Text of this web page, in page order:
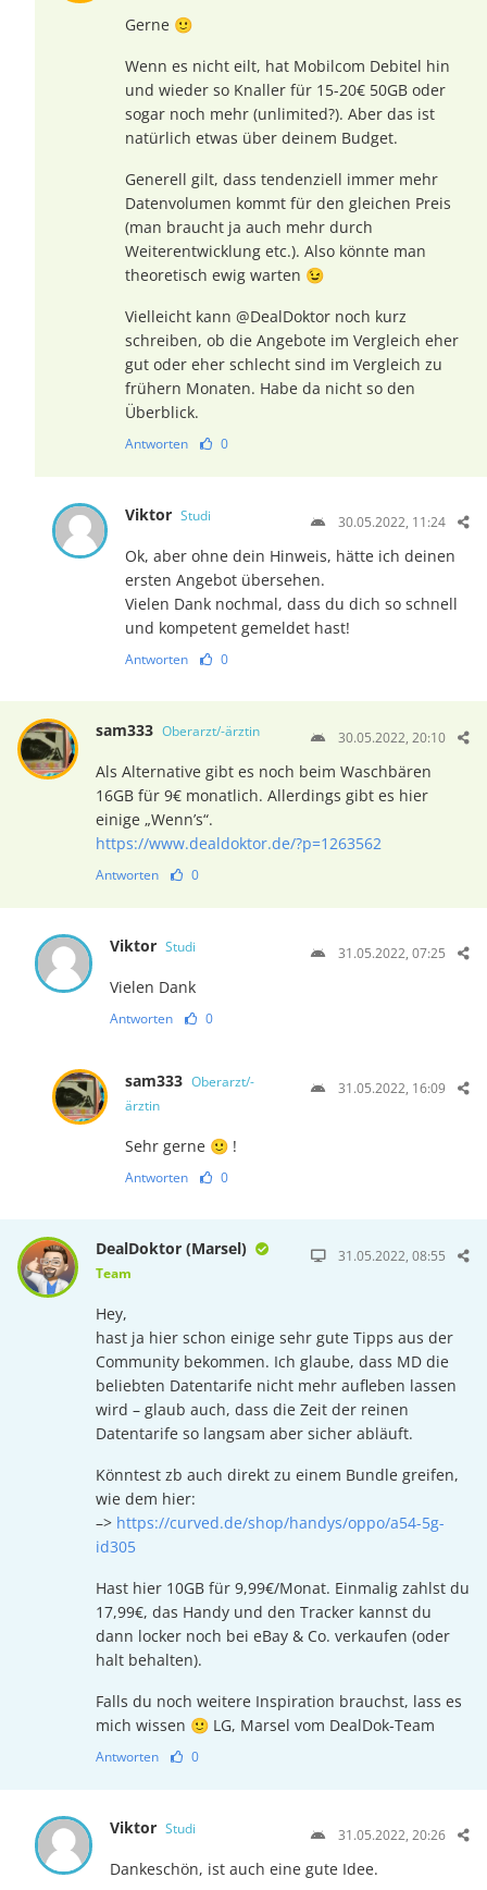
Gerne 🙂
Wenn es nicht eilt, hat Mobilcom Debitel hin
und wieder so Knaller für 15-20€ 50GB oder
sogar noch mehr (unlimited?). Aber das ist
natürlich etwas über deinem Budget.
Generell gilt, dass tendenziell immer mehr
Datenvolumen kommt für den gleichen Preis
(man braucht ja auch mehr durch
Weiterentwicklung etc.). Also könnte man
theoretisch ewig warten 😉
Vielleicht kann @DealDoktor noch kurz
schreiben, ob die Angebote im Vergleich eher
gut oder eher schlecht sind im Vergleich zu
frühern Monaten. Habe da nicht so den
Überblick.
Antworten 0
Viktor Studi 30.05.2022, 11:24
Ok, aber ohne dein Hinweis, hätte ich deinen
ersten Angebot übersehen.
Vielen Dank nochmal, dass du dich so schnell
und kompetent gemeldet hast!
Antworten 0
sam333 Oberarzt/-ärztin 30.05.2022, 20:10
Als Alternative gibt es noch beim Waschbären
16GB für 9€ monatlich. Allerdings gibt es hier
einige „Wenn’s“.
https://www.dealdoktor.de/?p=1263562
Antworten 0
Viktor Studi 31.05.2022, 07:25
Vielen Dank
Antworten 0
sam333 Oberarzt/-
ärztin
31.05.2022, 16:09
Sehr gerne 🙂 !
Antworten 0
DealDoktor (Marsel)
Team
31.05.2022, 08:55
Hey,
hast ja hier schon einige sehr gute Tipps aus der
Community bekommen. Ich glaube, dass MD die
beliebten Datentarife nicht mehr aufleben lassen
wird – glaub auch, dass die Zeit der reinen
Datentarife so langsam aber sicher abläuft.
Könntest zb auch direkt zu einem Bundle greifen,
wie dem hier:
–> https://curved.de/shop/handys/oppo/a54-5g-
id305
Hast hier 10GB für 9,99€/Monat. Einmalig zahlst du
17,99€, das Handy und den Tracker kannst du
dann locker noch bei eBay & Co. verkaufen (oder
halt behalten).
Falls du noch weitere Inspiration brauchst, lass es
mich wissen 🙂 LG, Marsel vom DealDok-Team
Antworten 0
Viktor Studi 31.05.2022, 20:26
Dankeschön, ist auch eine gute Idee.